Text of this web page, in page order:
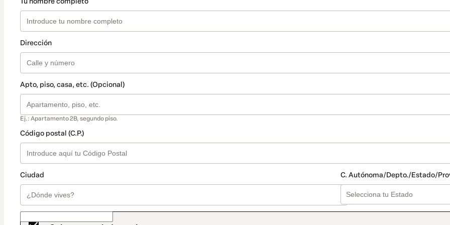
Dirección
Apto, piso, casa, etc. (Opcional)
Ej.: Apartamento 2B, segundo piso.
Código postal (C.P.)
Ciudad C. Autónoma/Depto./Estado/